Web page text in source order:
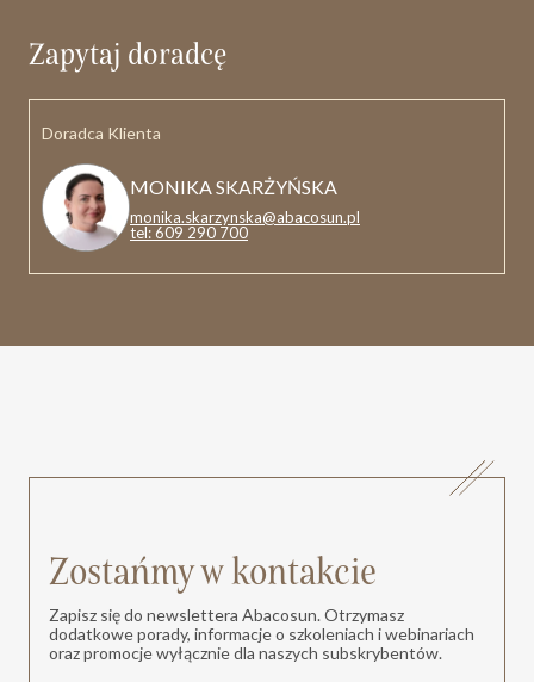
Zapytaj doradcę
Doradca Klienta
MONIKA SKARŻYŃSKA
monika.skarzynska@abacosun.pl
tel: 609 290 700
Zostańmy w kontakcie
Zapisz się do newslettera Abacosun. Otrzymasz
dodatkowe porady, informacje o szkoleniach i webinariach
oraz promocje wyłącznie dla naszych subskrybentów.